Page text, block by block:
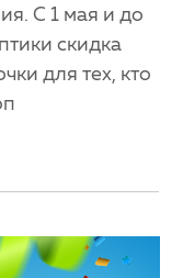
С 1 мая и до
скидка
для тех, кто